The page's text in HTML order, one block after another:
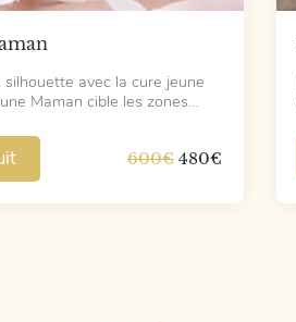
avec la cure jeune
Maman cible les zones…
600€ Le
480€Le